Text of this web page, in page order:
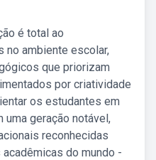
é total ao
no ambiente escolar,
que priorizam
por criatividade
os estudantes em
uma geração notável,
reconhecidas
do mundo -